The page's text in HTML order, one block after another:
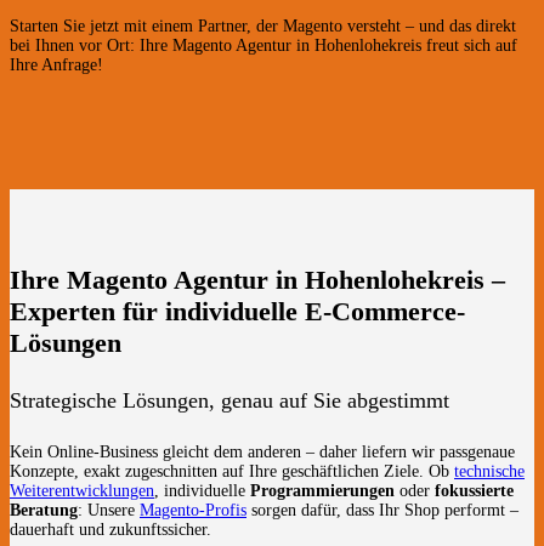
Starten Sie jetzt mit einem Partner, der Magento versteht – und das direkt
bei Ihnen vor Ort: Ihre Magento Agentur in Hohenlohekreis freut sich auf
Ihre Anfrage!
Ihre Magento Agentur in Hohenlohekreis –
Experten für individuelle E-Commerce-
Lösungen
Strategische Lösungen, genau auf Sie abgestimmt
Kein Online-Business gleicht dem anderen – daher liefern wir passgenaue
Konzepte, exakt zugeschnitten auf Ihre geschäftlichen Ziele. Ob technische
Weiterentwicklungen , individuelle Programmierungen oder fokussierte
Beratung: Unsere Magento-Profis sorgen dafür, dass Ihr Shop performt –
dauerhaft und zukunftssicher.